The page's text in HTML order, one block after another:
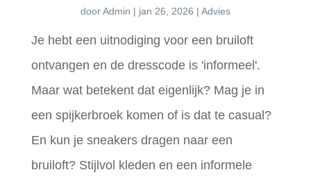
doorAdmin | jan 26, 2026 | Advies
Je hebt een uitnodiging voor een bruiloft
ontvangen en de dresscode is 'informeel'.
Maar wat betekent dat eigenlijk? Mag je in
een spijkerbroek komen of is dat te casual?
En kun je sneakers dragen naar een
bruiloft? Stijlvol kleden en een informele